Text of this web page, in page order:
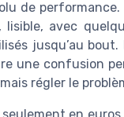
de
avec
jusqu’au bout.
une confusion
régler le